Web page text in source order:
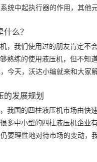
统中起执行器的作用，其他
什么？
，我们使用过的朋友肯定不
熟练的使用液压机，但不知
今天，沃达小编就来和大家
的发展规划
我国的四柱液压机市场由快
多中小型的四柱液压机企业
要理性地对待市场的变动，